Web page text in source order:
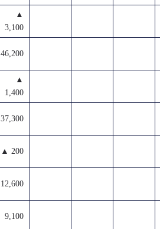
▲
3,100
46,200
▲
1,400
37,300
▲ 200
12,600
9,100